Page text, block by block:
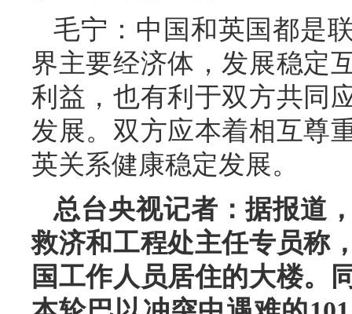
毛宁：中国和英国都是
界主要经济体，发展稳定
利益，也有利于双方共同
发展。双方应本着相互尊
英关系健康稳定发展。
总台央视记者：据报道
救济和工程处主任专员称
国工作人员居住的大楼。